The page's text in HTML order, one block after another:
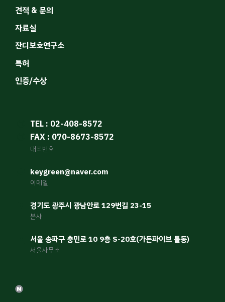
견적 & 문의
자료실
잔디보호연구소
특허
인증/수상
TEL : 02-408-8572
FAX : 070-8673-8572
대표번호
keygreen@naver.com
이메일
경기도 광주시 광남안로 129번길 23-15
본사
서울 송파구 충민로 10 9층 S-20호(가든파이브 툴동)
서울사무소